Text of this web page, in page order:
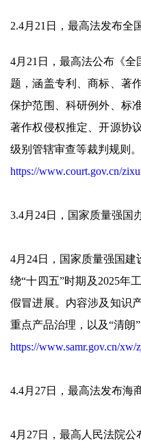
2.4月21日，最高法发布全
4月21日，最高法公布《
题，涵盖专利、商标、著
保护范围、科研例外、标
著作权侵权推定、开源协
级别管辖审查等裁判规则
https://www.court.gov.cn/
3.4月24日，国家质量强国
4月24日，国家质量强国
绕“十四五”时期及2025年
假冒进展。内容涉及知识
重点产品治理，以及“清朗
https://www.samr.gov.cn/xw/
4.4月27日，最高法发布海
4月27日，最高人民法院